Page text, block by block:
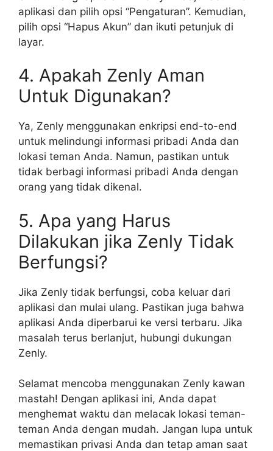
aplikasi dan pilih opsi “Pengaturan”. Kemudian,
pilih opsi “Hapus Akun” dan ikuti petunjuk di
layar.
4. Apakah Zenly Aman
Untuk Digunakan?
Ya, Zenly menggunakan enkripsi end-to-end
untuk melindungi informasi pribadi Anda dan
lokasi teman Anda. Namun, pastikan untuk
tidak berbagi informasi pribadi Anda dengan
orang yang tidak dikenal.
5. Apa yang Harus
Dilakukan jika Zenly Tidak
Berfungsi?
Jika Zenly tidak berfungsi, coba keluar dari
aplikasi dan mulai ulang. Pastikan juga bahwa
aplikasi Anda diperbarui ke versi terbaru. Jika
masalah terus berlanjut, hubungi dukungan
Zenly.
Selamat mencoba menggunakan Zenly kawan
mastah! Dengan aplikasi ini, Anda dapat
menghemat waktu dan melacak lokasi teman-
teman Anda dengan mudah. Jangan lupa untuk
memastikan privasi Anda dan tetap aman saat